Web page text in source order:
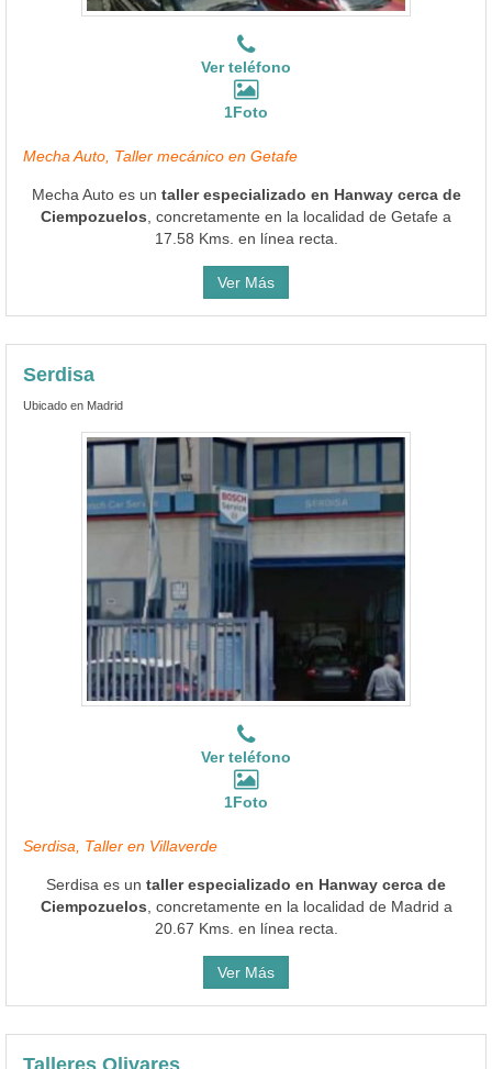
Ver teléfono
1Foto
Mecha Auto, Taller mecánico en Getafe
Mecha Auto es un taller especializado en Hanway cerca de
Ciempozuelos , concretamente en la localidad de Getafe a
17.58 Kms. en línea recta.
Ver Más
Serdisa
Ubicado en Madrid
Ver teléfono
1Foto
Serdisa, Taller en Villaverde
Serdisa es un taller especializado en Hanway cerca de
Ciempozuelos , concretamente en la localidad de Madrid a
20.67 Kms. en línea recta.
Ver Más
Talleres Olivares